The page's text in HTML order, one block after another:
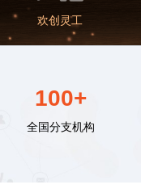
欢创灵工
100+
全国分支机构